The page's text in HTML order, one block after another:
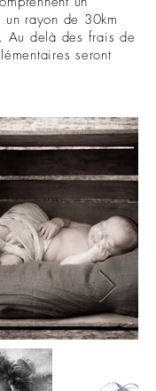
un rayon de 30km
Au delà des frais de
seront